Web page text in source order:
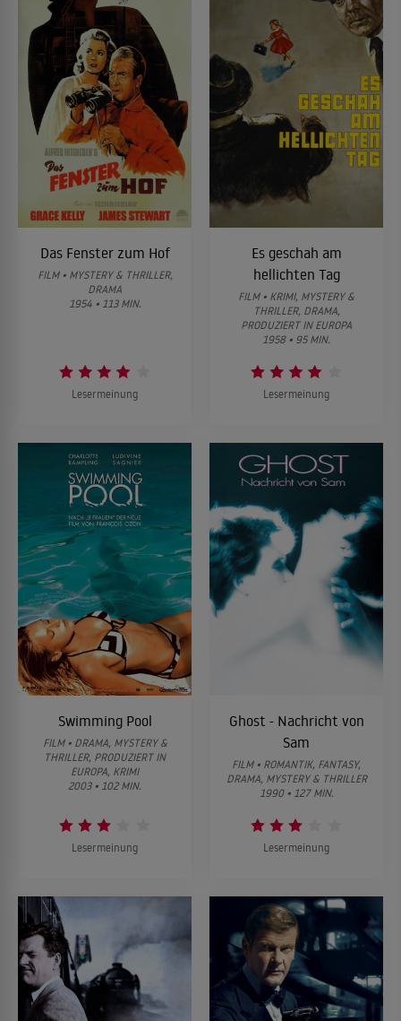
Das Fenster zum Hof
FILM • MYSTERY & THRILLER,
DRAMA
1954 • 113 MIN.
Lesermeinung
Es geschah am
hellichten Tag
FILM • KRIMI, MYSTERY &
THRILLER, DRAMA,
PRODUZIERT IN EUROPA
1958 • 95 MIN.
Lesermeinung
Swimming Pool
FILM • DRAMA, MYSTERY &
THRILLER, PRODUZIERT IN
EUROPA, KRIMI
2003 • 102 MIN.
Lesermeinung
Ghost - Nachricht von
Sam
FILM • ROMANTIK, FANTASY,
DRAMA, MYSTERY & THRILLER
1990 • 127 MIN.
Lesermeinung